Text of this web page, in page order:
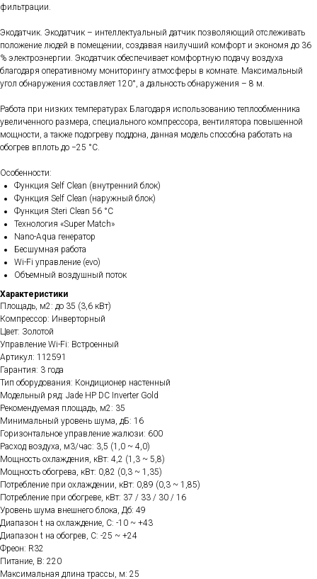
фильтрации.
Экодатчик. Экодатчик – интеллектуальный датчик позволяющий отслеживать
положение людей в помещении, создавая наилучший комфорт и экономя до 36
% электроэнергии. Экодатчик обеспечивает комфортную подачу воздуха
благодаря оперативному мониторингу атмосферы в комнате. Максимальный
угол обнаружения составляет 120°, а дальность обнаружения – 8 м.
Работа при низких температурах Благодаря использованию теплообменника
увеличенного размера, специального компрессора, вентилятора повышенной
мощности, а также подогреву поддона, данная модель способна работать на
обогрев вплоть до −25 °С.
Особенности:
Функция Self Clean (внутренний блок)
Функция Self Clean (наружный блок)
Функция Steri Clean 56 °C
Технология «Super Match»
Nano-Aqua генератор
Бесшумная работа
Wi-Fi управление (evo)
Объемный воздушный поток
Характеристики
Площадь, м2: до 35 (3,6 кВт)
Компрессор: Инверторный
Цвет: Золотой
Управление Wi-Fi: Встроенный
Артикул: 112591
Гарантия: 3 года
Тип оборудования: Кондиционер настенный
Модельный ряд: Jade HP DC Inverter Gold
Рекомендуемая площадь, м2: 35
Минимальный уровень шума, дБ: 16
Горизонтальное управление жалюзи: 600
Расход воздуха, м3/час: 3,5 (1,0 ~ 4,0)
Мощность охлаждения, кВт: 4,2 (1,3 ~ 5,8)
Мощность обогрева, кВт: 0,82 (0,3 ~ 1,35)
Потребление при охлаждении, кВт: 0,89 (0,3 ~ 1,85)
Потребление при обогреве, кВт: 37 / 33 / 30 / 16
Уровень шума внешнего блока, Дб: 49
Диапазон t на охлаждение, C: -10 ~ +43
Диапазон t на обогрев, C: -25 ~ +24
Фреон: R32
Питание, В: 220
Максимальная длина трассы, м: 25